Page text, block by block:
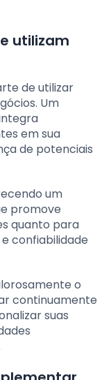
utilizam
de utilizar
Um
em sua
de potenciais
um
promove
quanto para
confiabilidade
o
continuamente
suas